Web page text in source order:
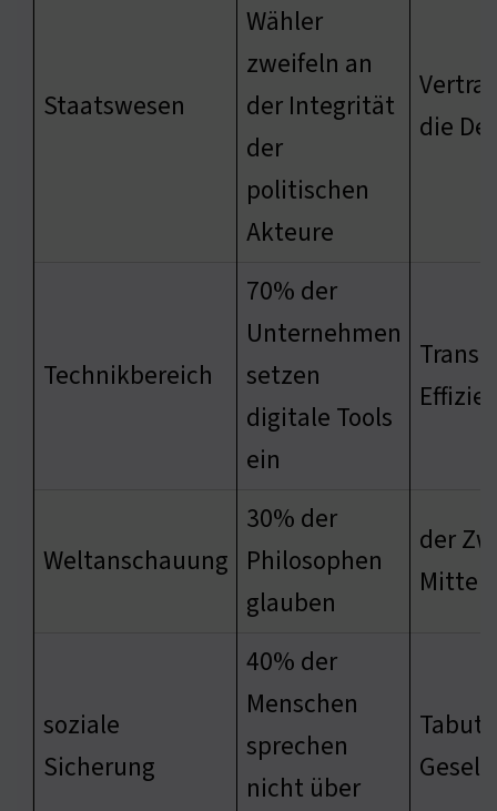
Staatswesen
Wähler
zweifeln an
der Integrität
der
politischen
Akteure
die
Technikbereich
70% der
Unternehmen
setzen
digitale Tools
ein
Weltanschauung
30% der
Philosophen
glauben
der
Mittel
soziale
Sicherung
40% der
Menschen
sprechen
nicht über